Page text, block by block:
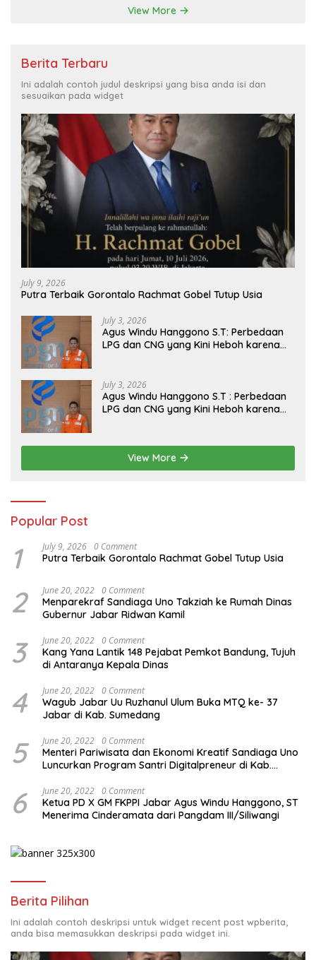
View More
Berita Terbaru
Ini adalah contoh judul deskripsi yang bisa anda isi dan
sesuaikan pada widget
July 9, 2026
Putra Terbaik Gorontalo Rachmat Gobel Tutup Usia
July 3, 2026
Agus Windu Hanggono S.T: Perbedaan
LPG dan CNG yang Kini Heboh karena
July 3, 2026
Agus Windu Hanggono S.T : Perbedaan
LPG dan CNG yang Kini Heboh karena
View More
Popular Post
1 July 9, 2026 0 Comment
Putra Terbaik Gorontalo Rachmat Gobel Tutup Usia
2 June 20, 2022 0 Comment
Menparekraf Sandiaga Uno Takziah ke Rumah Dinas
Gubernur Jabar Ridwan Kamil
3 June 20, 2022 0 Comment
Kang Yana Lantik 148 Pejabat Pemkot Bandung, Tujuh
di Antaranya Kepala Dinas
4 June 20, 2022 0 Comment
Wagub Jabar Uu Ruzhanul Ulum Buka MTQ ke- 37
Jabar di Kab. Sumedang
5 June 20, 2022 0 Comment
Menteri Pariwisata dan Ekonomi Kreatif Sandiaga Uno
Luncurkan Program Santri Digitalpreneur di Kab.
6 June 20, 2022 0 Comment
Ketua PD X GM FKPPI Jabar Agus Windu Hanggono, ST
Menerima Cinderamata dari Pangdam III/Siliwangi
Berita Pilihan
Ini adalah contoh deskripsi untuk widget recent post wpberita,
anda bisa memasukkan deskripsi pada widget ini.